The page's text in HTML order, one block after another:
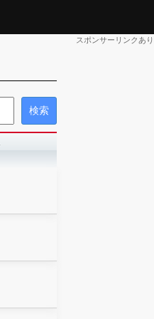
スポンサーリンクあり